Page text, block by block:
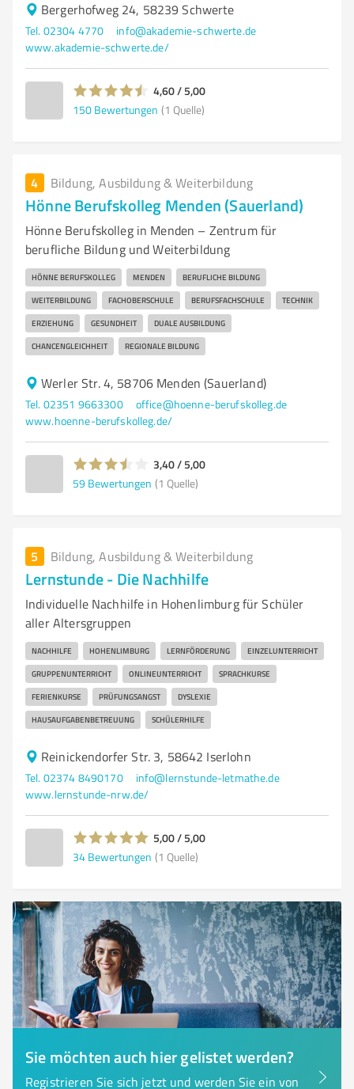
Bergerhofweg 24, 58239 Schwerte
Tel. 02304 4770
info@akademie-schwerte.de
www.akademie-schwerte.de/
4,60 / 5,00
150 Bewertungen (1 Quelle)
4 Bildung, Ausbildung & Weiterbildung
Hönne Berufskolleg Menden (Sauerland)
Hönne Berufskolleg in Menden – Zentrum für
berufliche Bildung und Weiterbildung
HÖNNE BERUFSKOLLEG MENDEN BERUFLICHE BILDUNG
WEITERBILDUNG FACHOBERSCHULE BERUFSFACHSCHULE TECHNIK
ERZIEHUNG GESUNDHEIT DUALE AUSBILDUNG
CHANCENGLEICHHEIT REGIONALE BILDUNG
Werler Str. 4, 58706 Menden (Sauerland)
Tel. 02351 9663300
office@hoenne-berufskolleg.de
www.hoenne-berufskolleg.de/
3,40 / 5,00
59 Bewertungen (1 Quelle)
5 Bildung, Ausbildung & Weiterbildung
Lernstunde - Die Nachhilfe
Individuelle Nachhilfe in Hohenlimburg für Schüler
aller Altersgruppen
NACHHILFE HOHENLIMBURG LERNFÖRDERUNG EINZELUNTERRICHT
GRUPPENUNTERRICHT ONLINEUNTERRICHT SPRACHKURSE
FERIENKURSE PRÜFUNGSANGST DYSLEXIE
HAUSAUFGABENBETREUUNG SCHÜLERHILFE
Reinickendorfer Str. 3, 58642 Iserlohn
Tel. 02374 8490170
info@lernstunde-letmathe.de
www.lernstunde-nrw.de/
5,00 / 5,00
34 Bewertungen (1 Quelle)
Sie möchten auch hier gelistet werden?
Registrieren Sie sich jetzt und werden Sie ein von